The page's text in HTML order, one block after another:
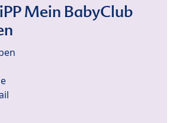
Mein BabyClub